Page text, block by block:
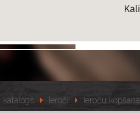
katalogs Ieroči Ieroču kopšana